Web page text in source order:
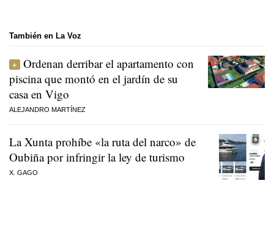
También en La Voz
Ordenan derribar el apartamento con
piscina que montó en el jardín de su
casa en Vigo
ALEJANDRO MARTÍNEZ
La Xunta prohíbe «la ruta del narco» de
Oubiña por infringir la ley de turismo
X. GAGO